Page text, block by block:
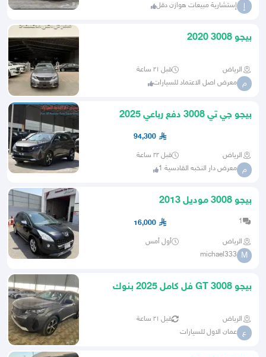
إ إستشارية مبيعات هوازن دقل
بيجو 3008 2020
الرياض قبل ٢١ ساعة
م معرض اصل الاعتماد للسيارات
بيجو جي تي 3008 دفع رباعي 2025
94,300
الرياض قبل ٢٢ ساعة
م معرض دار النخبه القادسية 1
بيجو 3008 موديل 2013
1
16,000
الرياض أول أمس
M
michael333
بيجو GT 3008 فل كامل 2025 بنوك
الرياض قبل ٢١ ساعة
ع عمان الاول للسيارات